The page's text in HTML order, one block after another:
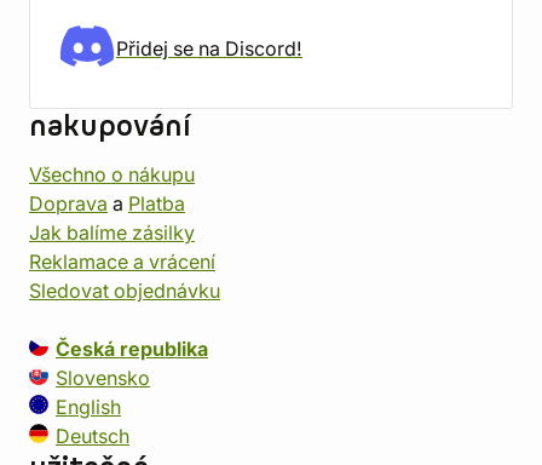
Přidej se na Discord!
nakupování
Všechno o nákupu
Doprava a Platba
Jak balíme zásilky
Reklamace a vrácení
Sledovat objednávku
Česká republika
Slovensko
English
Deutsch